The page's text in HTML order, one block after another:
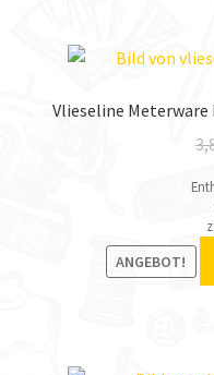
Vlieseline
ANGEBOT!